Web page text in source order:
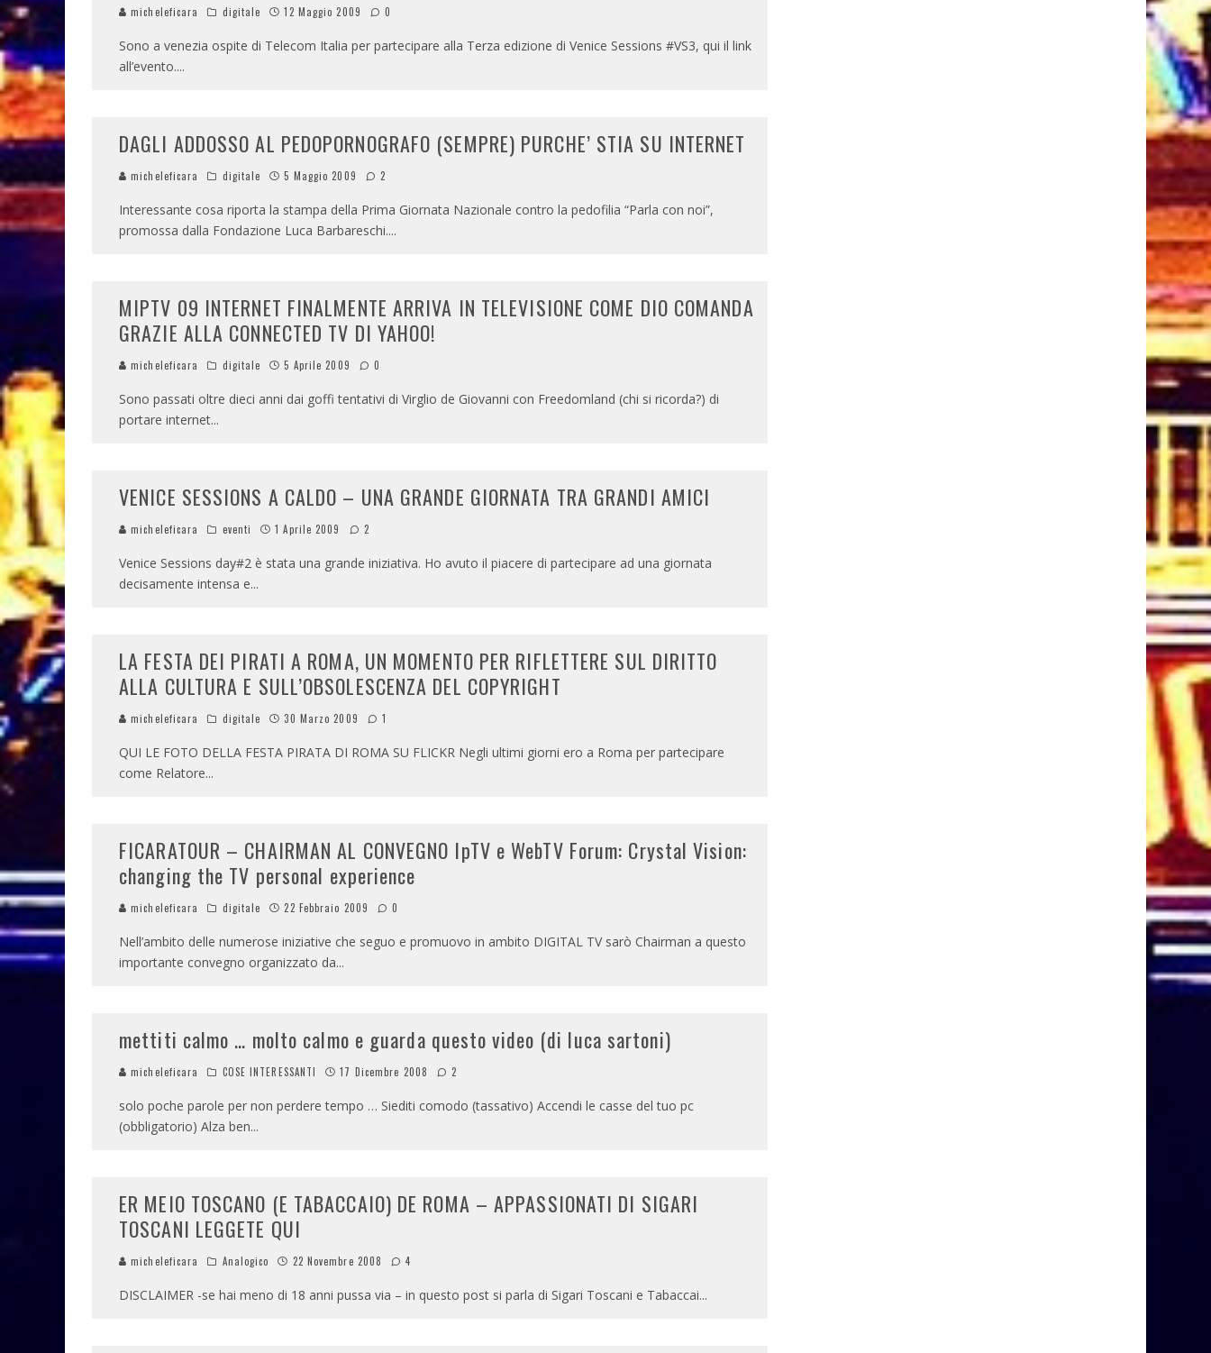
micheleficara digitale 12 Maggio 2009 0
Sono a venezia ospite di Telecom Italia per partecipare alla Terza edizione di Venice Sessions #VS3, qui il link
all’evento....
DAGLI ADDOSSO AL PEDOPORNOGRAFO (SEMPRE) PURCHE’ STIA SU INTERNET
micheleficara digitale 5 Maggio 2009 2
Interessante cosa riporta la stampa della Prima Giornata Nazionale contro la pedofilia “Parla con noi”,
promossa dalla Fondazione Luca Barbareschi....
MIPTV 09 INTERNET FINALMENTE ARRIVA IN TELEVISIONE COME DIO COMANDA
GRAZIE ALLA CONNECTED TV DI YAHOO!
micheleficara digitale 5 Aprile 2009 0
Sono passati oltre dieci anni dai goffi tentativi di Virglio de Giovanni con Freedomland (chi si ricorda?) di
portare internet...
VENICE SESSIONS A CALDO – UNA GRANDE GIORNATA TRA GRANDI AMICI
micheleficara eventi 1 Aprile 2009 2
Venice Sessions day#2 è stata una grande iniziativa. Ho avuto il piacere di partecipare ad una giornata
decisamente intensa e...
LA FESTA DEI PIRATI A ROMA, UN MOMENTO PER RIFLETTERE SUL DIRITTO
ALLA CULTURA E SULL’OBSOLESCENZA DEL COPYRIGHT
micheleficara digitale 30 Marzo 2009 1
QUI LE FOTO DELLA FESTA PIRATA DI ROMA SU FLICKR Negli ultimi giorni ero a Roma per partecipare
come Relatore...
FICARATOUR – CHAIRMAN AL CONVEGNO IpTV e WebTV Forum: Crystal Vision:
changing the TV personal experience
micheleficara digitale 22 Febbraio 2009 0
Nell’ambito delle numerose iniziative che seguo e promuovo in ambito DIGITAL TV sarò Chairman a questo
importante convegno organizzato da...
mettiti calmo … molto calmo e guarda questo video (di luca sartoni)
micheleficara COSE INTERESSANTI 17 Dicembre 2008 2
solo poche parole per non perdere tempo … Siediti comodo (tassativo) Accendi le casse del tuo pc
(obbligatorio) Alza ben...
ER MEIO TOSCANO (E TABACCAIO) DE ROMA – APPASSIONATI DI SIGARI
TOSCANI LEGGETE QUI
micheleficara Analogico 22 Novembre 2008 4
DISCLAIMER -se hai meno di 18 anni pussa via – in questo post si parla di Sigari Toscani e Tabaccai...